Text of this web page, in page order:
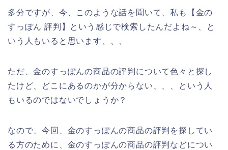
多分ですが、今、このような話を聞いて、私も【金の
すっぽん 評判】という感じで検索したんだよね～、と
いう人もいると思います、、、
ただ、金のすっぽんの商品の評判について色々と探し
たけど、どこにあるのかが分からない、、、という人
もいるのではないでしょうか？
なので、今回、金のすっぽんの商品の評判を探してい
る方のために、金のすっぽんの商品の評判などについ